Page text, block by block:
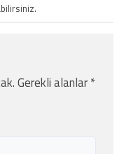
Gerekli alanlar*